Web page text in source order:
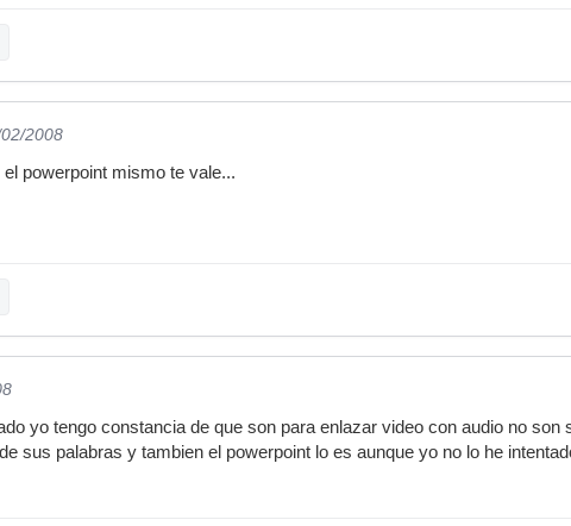
2008
powerpoint mismo te vale...
yo tengo constancia de que son para enlazar video con audio no son
sus palabras y tambien el powerpoint lo es aunque yo no lo he